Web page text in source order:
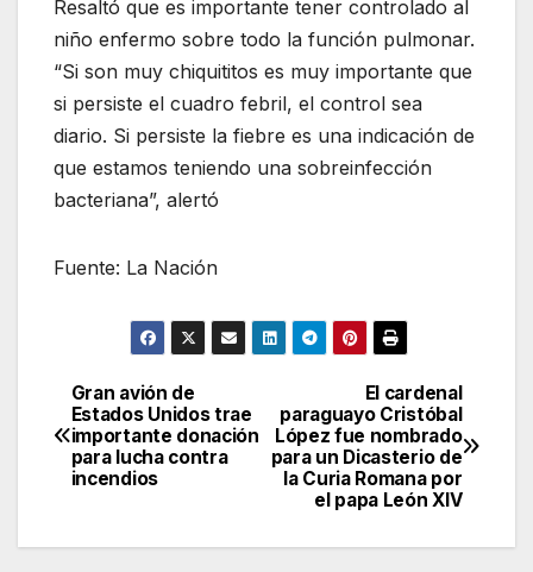
Resaltó que es importante tener controlado al
niño enfermo sobre todo la función pulmonar.
“Si son muy chiquititos es muy importante que
si persiste el cuadro febril, el control sea
diario. Si persiste la fiebre es una indicación de
que estamos teniendo una sobreinfección
bacteriana”, alertó
Fuente: La Nación
Navegación
de
El cardenal
paraguayo Cristóbal
López fue nombrado
para un Dicasterio de
la Curia Romana por
el papa León XIV
Gran avión de
Estados Unidos trae
importante donación
para lucha contra
incendios